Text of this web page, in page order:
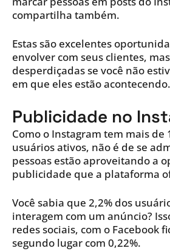
compartilha também.
Estas são excelentes
envolver com seus clientes,
desperdiçadas se você não
em que eles estão acontecendo.
Publicidade no
Como o Instagram tem mais de
usuários ativos, não é de se
pessoas estão aproveitando a
publicidade que a plataforma
Você sabia que 2,2% dos
interagem com um anúncio?
redes sociais, com o Facebook
segundo lugar com 0,22%.